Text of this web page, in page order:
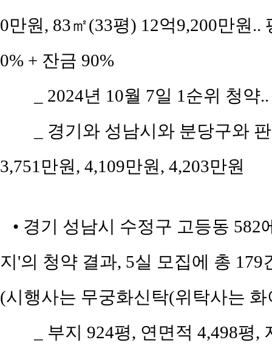
0만원, 83㎡(33평) 12억9,200만원..
0% + 잔금 90%
_ 2024년 10월 7일 1순위 청
_ 경기와 성남시와 분당구와
3,751만원, 4,109만원, 4,203만원
• 경기 성남시 수정구 고등동
지'의 청약 결과, 5실 모집에 총
(시행사는 무궁화신탁(위탁사는
_ 부지 924평, 연면적 4,498평